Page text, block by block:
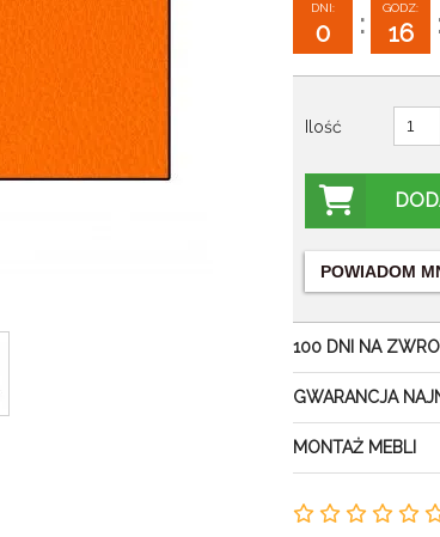
DNI:
0 :
GODZ:
16
Ilość
POWIADOM
100 DNI NA
GWARANCJA
MONTAŻ MEBLI